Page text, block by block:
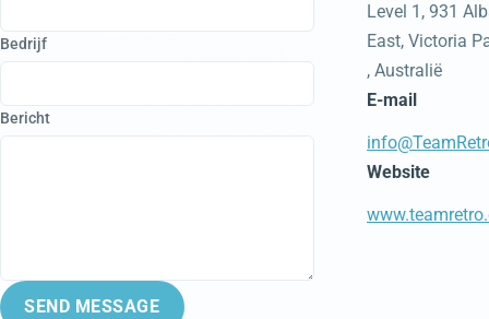
Bedrijf
Bericht
SEND MESSAGE
Level 1, 931
East, Victoria
, Australië
E-mail
Website